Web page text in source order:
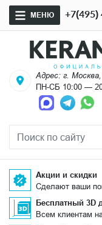
МЕНЮ +7(495)
Адрес: г.
ПН-СБ 10:00 —
Акции и скидки
Сделают ваши
Бесплатный 3D
Всем клиентам